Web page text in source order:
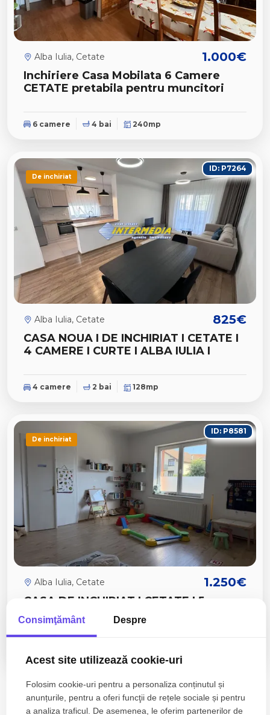
Inchiriere Casa Mobilata 6 Camere
CETATE pretabila pentru muncitori
Alba Iulia, Cetate 1.000€
6 camere 4 bai 240mp
De inchiriat
CASA NOUA I DE INCHIRIAT I CETATE I
4 CAMERE I CURTE I ALBA IULIA I
Alba Iulia, Cetate 825€
4 camere 2 bai 128mp
ID: P7264
De inchiriat
CASA DE INCHIRIAT I CETATE I 5
CAMERE I 3 BAI I FINISATA COMPLET I
CURTE I
Alba Iulia, Cetate 1.250€
ID: P8581
Consimţământ Despre
Acest site utilizează cookie-uri
Folosim cookie-uri pentru a personaliza conținutul și
anunțurile, pentru a oferi funcţii de rețele sociale și pentru
a analiza traficul. De asemenea, le oferim partenerilor de